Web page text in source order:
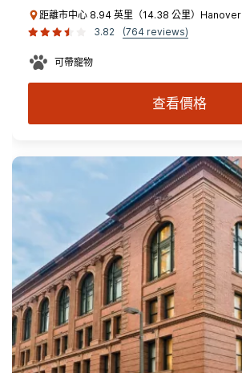
距離市中心 8.94 英里（14.38 公里）Hanover
3.82
(764 reviews)
可帶寵物
查看價格